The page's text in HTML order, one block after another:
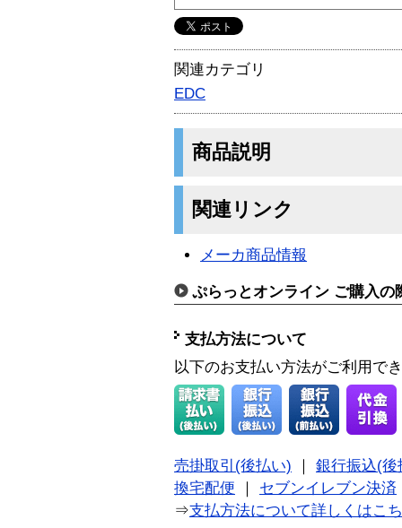
関連カテゴリ
EDC
商品説明
関連リンク
メーカ商品情報
ぷらっとオンライン ご購入の
支払方法について
以下のお支払い方法がご利用で
売掛取引(後払い)
銀行振込(後
換宅配便
セブンイレブン決済
⇒支払方法について詳しくはこ